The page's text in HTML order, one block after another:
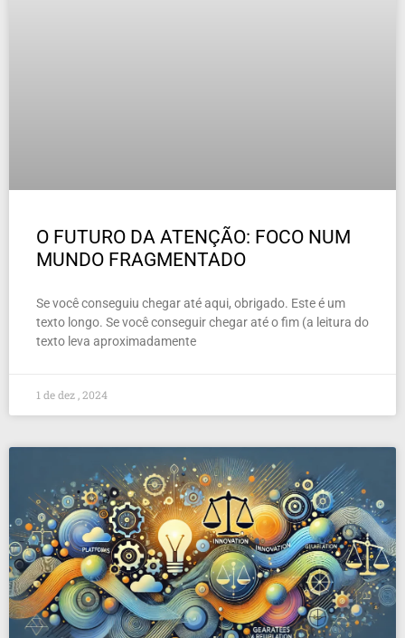
O FUTURO DA ATENÇÃO: FOCO NUM
MUNDO FRAGMENTADO
Se você conseguiu chegar até aqui, obrigado. Este é um
texto longo. Se você conseguir chegar até o fim (a leitura do
texto leva aproximadamente
1 de dez , 2024